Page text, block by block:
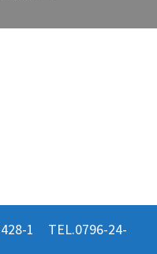
1 TEL.0796-24-